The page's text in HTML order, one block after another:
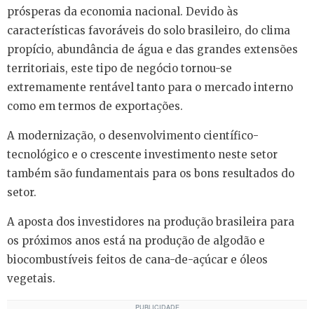
prósperas da economia nacional. Devido às
características favoráveis do solo brasileiro, do clima
propício, abundância de água e das grandes extensões
territoriais, este tipo de negócio tornou-se
extremamente rentável tanto para o mercado interno
como em termos de exportações.
A modernização, o desenvolvimento científico-
tecnológico e o crescente investimento neste setor
também são fundamentais para os bons resultados do
setor.
A aposta dos investidores na produção brasileira para
os próximos anos está na produção de algodão e
biocombustíveis feitos de cana-de-açúcar e óleos
vegetais.